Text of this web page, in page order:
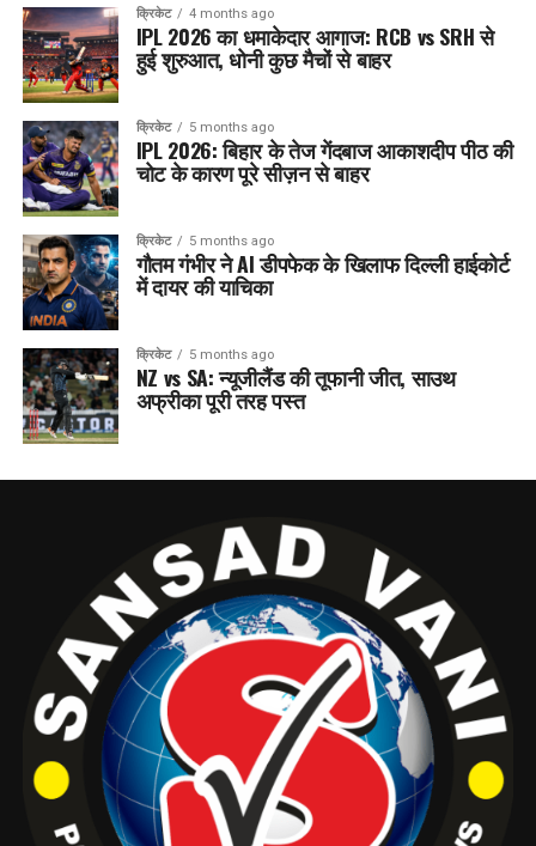
क्रिकेट 4 months ago
IPL 2026 का धमाकेदार आगाज: RCB vs SRH से
हुई शुरुआत, धोनी कुछ मैचों से बाहर
क्रिकेट 5 months ago
IPL 2026: बिहार के तेज गेंदबाज आकाशदीप पीठ की
चोट के कारण पूरे सीज़न से बाहर
क्रिकेट 5 months ago
गौतम गंभीर ने AI डीपफेक के खिलाफ दिल्ली हाईकोर्ट
में दायर की याचिका
क्रिकेट 5 months ago
NZ vs SA: न्यूजीलैंड की तूफानी जीत, साउथ
अफ्रीका पूरी तरह पस्त